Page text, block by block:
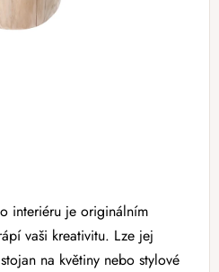
interiéru je originálním
vaši kreativitu. Lze jej
na květiny nebo stylové